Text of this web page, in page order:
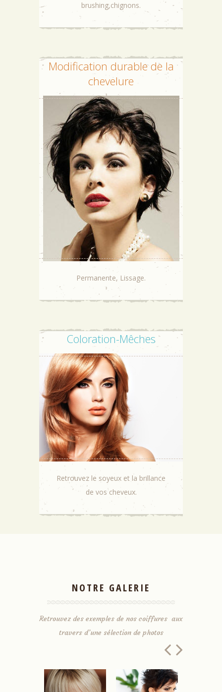
brushing,chignons.
Modification durable de la
chevelure
Permanente, Lissage.
Coloration-Mêches
Retrouvez le soyeux et la brillance
de vos cheveux.
NOTRE GALERIE
Retrouvez des exemples de nos coiffures aux
travers d’une sélection de photos